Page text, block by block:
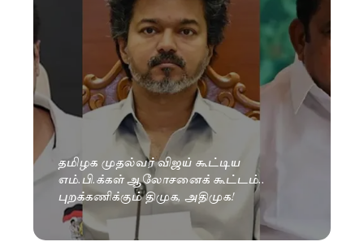
தமிழக முதல்வர் விஜய் கூட்டிய
எம்.பி.க்கள் ஆலோசனைக் கூட்டம்..
புறக்கணிக்கும் திமுக, அதிமுக!